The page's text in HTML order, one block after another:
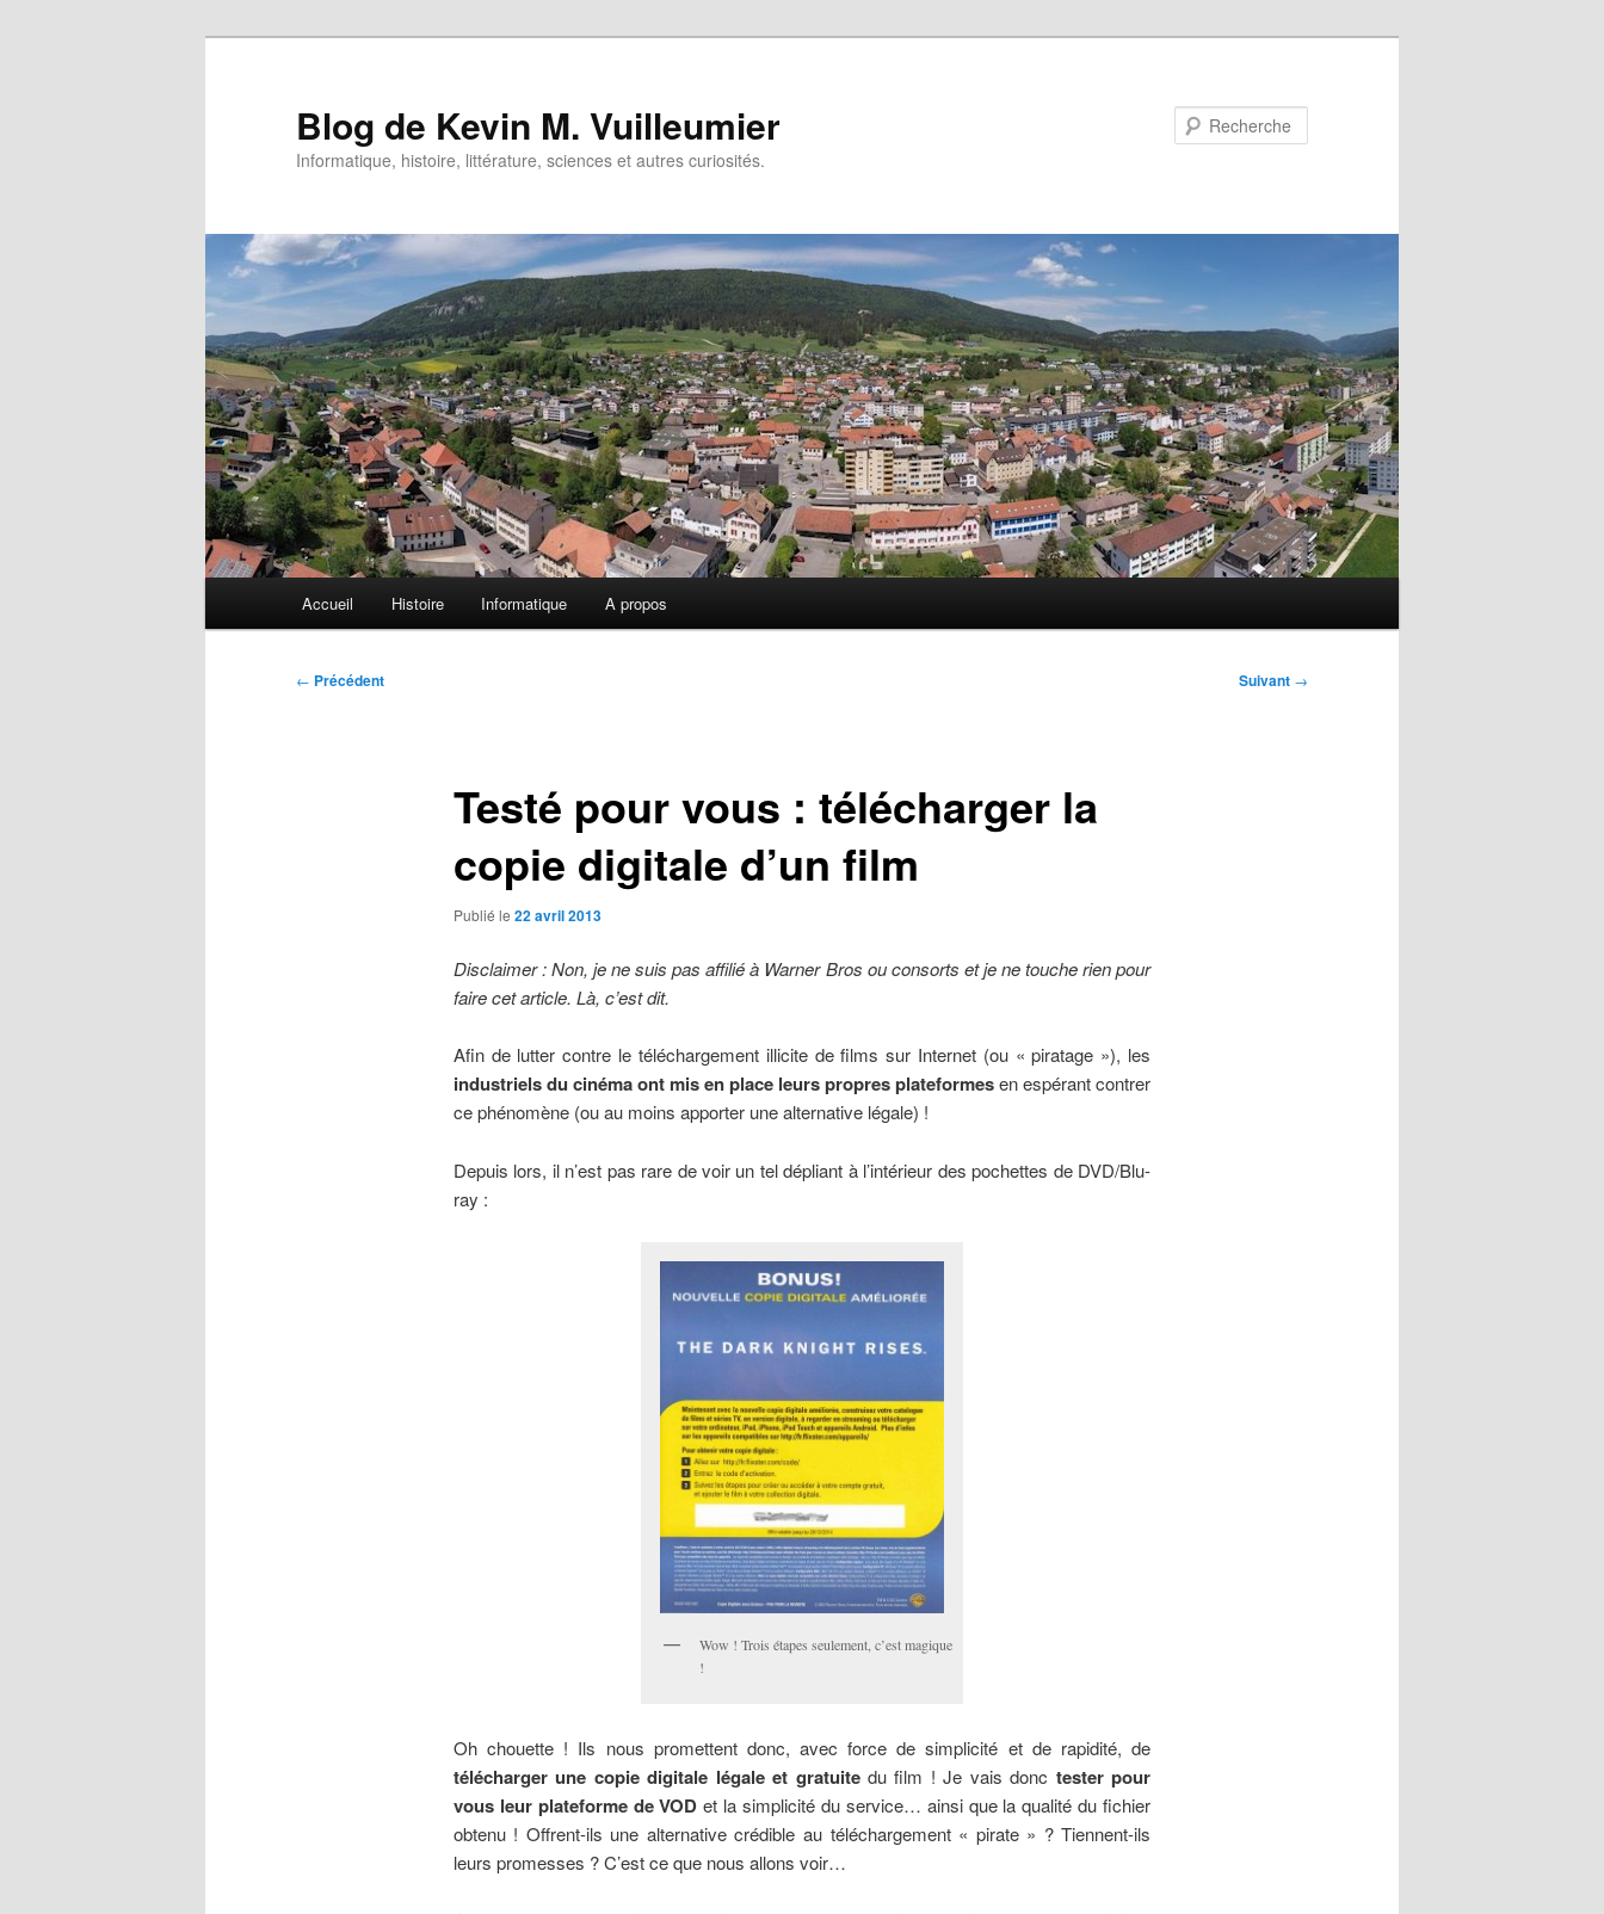
Blog de Kevin M. Vuilleumier
Informatique, histoire, littérature, sciences et autres curiosités.
Accueil Histoire Informatique A propos
Navigation
← Précédent Suivant →
Testé pour vous : télécharger la
copie digitale d’un film
Publié le 22 avril 2013
Disclaimer : Non, je ne suis pas affilié à Warner Bros ou consorts et je ne touche rien pour
faire cet article. Là, c’est dit.
Afin de lutter contre le téléchargement illicite de films sur Internet (ou « piratage »), les
industriels du cinéma ont mis en place leurs propres plateformesen espérant contrer
ce phénomène (ou au moins apporter une alternative légale) !
Depuis lors, il n’est pas rare de voir un tel dépliant à l’intérieur des pochettes de DVD/Blu-
ray :
Wow ! Trois étapes seulement, c’est magique
!
Oh chouette ! Ils nous promettent donc, avec force de simplicité et de rapidité, de
télécharger une copie digitale légale et gratuitedu film ! Je vais donc tester pour
vous leur plateforme de VOD et la simplicité du service… ainsi que la qualité du fichier
obtenu ! Offrent-ils une alternative crédible au téléchargement « pirate » ? Tiennent-ils
leurs promesses ? C’est ce que nous allons voir…